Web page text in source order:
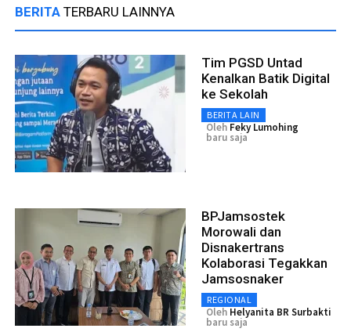
BERITA TERBARU LAINNYA
Tim PGSD Untad
Kenalkan Batik Digital
ke Sekolah
BERITA LAIN
Oleh Feky Lumohing
baru saja
BPJamsostek
Morowali dan
Disnakertrans
Kolaborasi Tegakkan
Jamsosnaker
REGIONAL
Oleh Helyanita BR Surbakti
baru saja